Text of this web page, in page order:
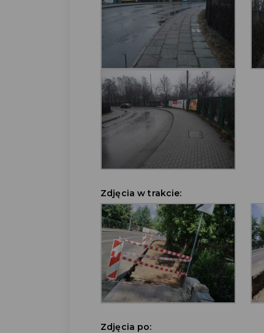
Zdjęcia w trakcie:
Zdjęcia po: